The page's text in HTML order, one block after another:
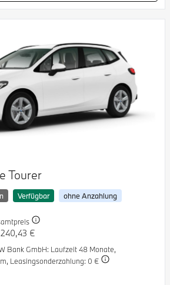
Tourer
Verfügbar ohne Anzahlung
€
Bank GmbH: Laufzeit 48 Monate,
Leasingsonderzahlung: 0 €